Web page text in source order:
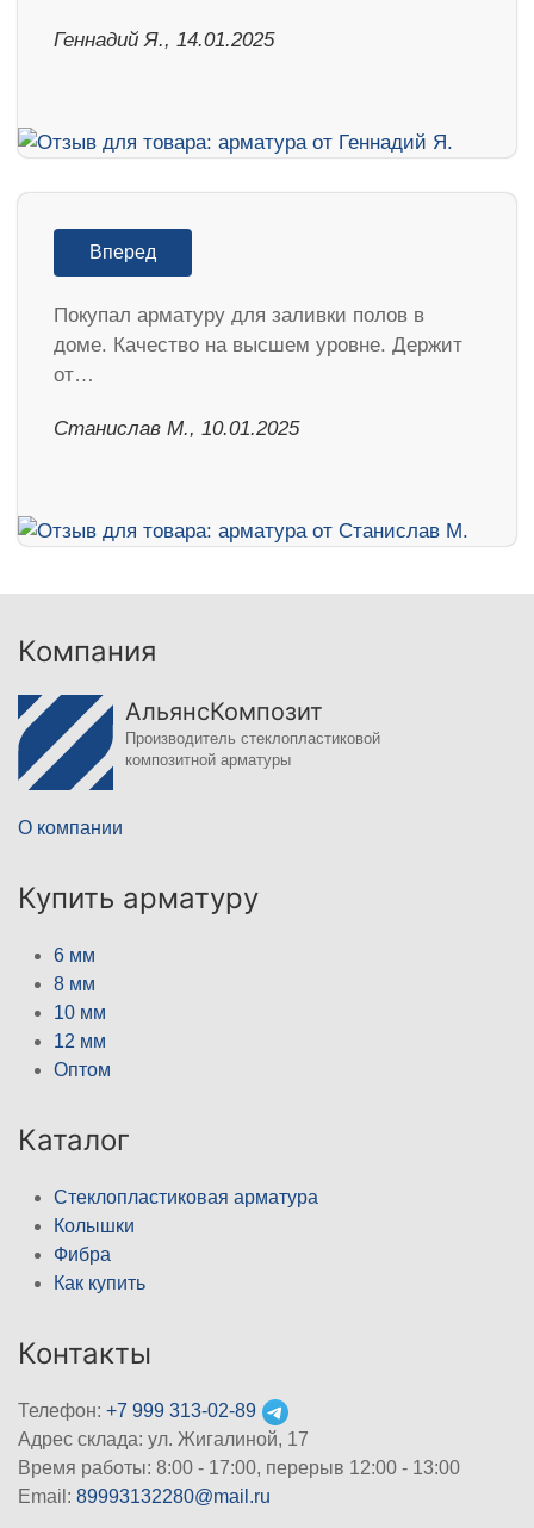
Геннадий Я., 14.01.2025
Вперед
Покупал арматуру для заливки полов в
доме. Качество на высшем уровне. Держит
от…
Станислав М., 10.01.2025
Компания
АльянсКомпозит
Производитель стеклопластиковой
композитной арматуры
О компании
Купить арматуру
6 мм
8 мм
10 мм
12 мм
Оптом
Каталог
Стеклопластиковая арматура
Колышки
Фибра
Как купить
Контакты
Телефон: +7 999 313-02-89
Адрес склада: ул. Жигалиной, 17
Время работы: 8:00 - 17:00, перерыв 12:00 - 13:00
Email: 89993132280@mail.ru